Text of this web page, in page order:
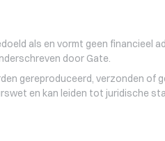
als en vormt geen financieel
door Gate.
gereproduceerd, verzonden of
en kan leiden tot juridische